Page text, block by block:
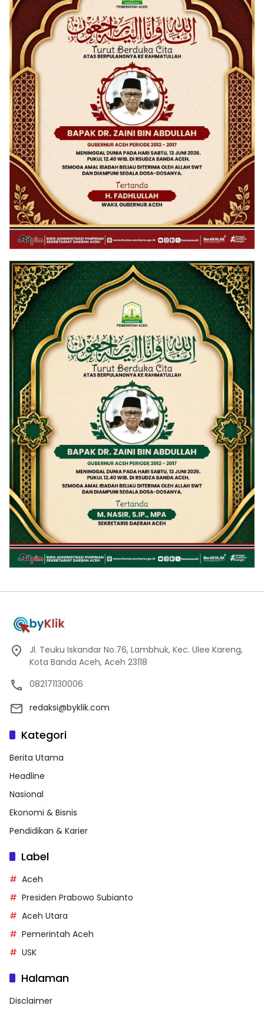
Jl. Teuku Iskandar No.76, Lambhuk, Kec. Ulee Kareng,
Kota Banda Aceh, Aceh 23118
082171130006
redaksi@byklik.com
Kategori
Berita Utama
Headline
Nasional
Ekonomi & Bisnis
Pendidikan & Karier
Label
Aceh
Presiden Prabowo Subianto
Aceh Utara
Pemerintah Aceh
USK
Halaman
Disclaimer